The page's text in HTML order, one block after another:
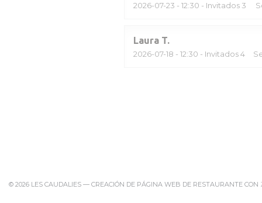
2026-07-23 - 12:30 - Invitados 3
Laura T
2026-07-18 - 12:30 - Invitados 4
© 2026 LES CAUDALIES — CREACIÓN DE PÁGINA WEB DE RESTAURANTE CON